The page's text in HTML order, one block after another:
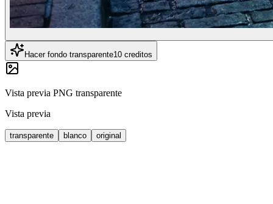
Hacer fondo transparente10 creditos
Vista previa PNG transparente
Vista previa
transparente blanco original